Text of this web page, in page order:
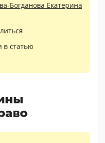
Богданова Екатерина
в статью